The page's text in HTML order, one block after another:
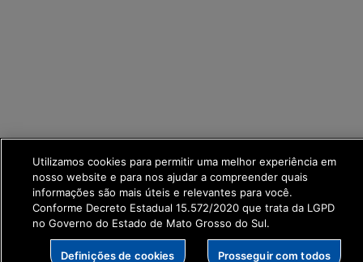
Utilizamos cookies para permitir uma melhor experiência em
nosso website e para nos ajudar a compreender quais
informações são mais úteis e relevantes para você.
Conforme Decreto Estadual 15.572/2020 que trata da LGPD
no Governo do Estado de Mato Grosso do Sul.
Definições de cookies Prosseguir com todos